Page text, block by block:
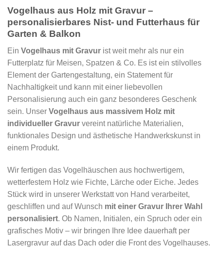
Vogelhaus aus Holz mit Gravur –
personalisierbares Nist- und Futterhaus für
Garten & Balkon
Ein Vogelhaus mit Gravur ist weit mehr als nur ein
Futterplatz für Meisen, Spatzen & Co. Es ist ein stilvolles
Element der Gartengestaltung, ein Statement für
Nachhaltigkeit und kann mit einer liebevollen
Personalisierung auch ein ganz besonderes Geschenk
sein. Unser Vogelhaus aus massivem Holz mit
individueller Gravur vereint natürliche Materialien,
funktionales Design und ästhetische Handwerkskunst in
einem Produkt.
Wir fertigen das Vogelhäuschen aus hochwertigem,
wetterfestem Holz wie Fichte, Lärche oder Eiche. Jedes
Stück wird in unserer Werkstatt von Hand verarbeitet,
geschliffen und auf Wunsch mit einer Gravur Ihrer Wahl
personalisiert. Ob Namen, Initialen, ein Spruch oder ein
grafisches Motiv – wir bringen Ihre Idee dauerhaft per
Lasergravur auf das Dach oder die Front des Vogelhauses.